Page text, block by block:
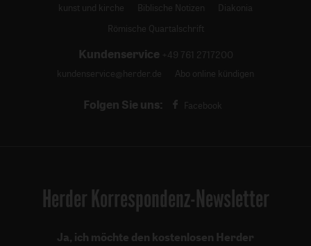
kunst und kirche
Biblische Notizen
Diakonia
Römische Quartalschrift
Kundenservice +49 761 2717200
kundenservice@herder.de
Abo online kündigen
Folgen Sie uns: Facebook
Herder Korrespondenz-Newsletter
Ja, ich möchte den kostenlosen Herder